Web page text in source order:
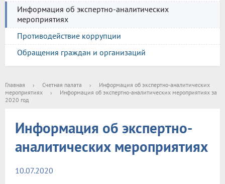
Информация об экспертно-аналитических
мероприятиях
Противодействие коррупции
Обращения граждан и организаций
Главная › Счетная палата ›
Информация об экспертно-аналитических
мероприятиях
›
Информация об экспертно-аналитических мероприятиях за
2020 год
Информация об экспертно-
аналитических мероприятиях
10.07.2020